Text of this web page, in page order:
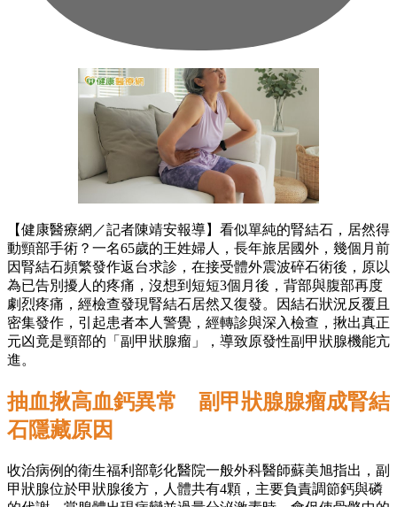
【健康醫療網／記者陳靖安報導】看似單純的腎結石，居然得
動頸部手術？一名65歲的王姓婦人，長年旅居國外，幾個月前
因腎結石頻繁發作返台求診，在接受體外震波碎石術後，原以
為已告別擾人的疼痛，沒想到短短3個月後，背部與腹部再度
劇烈疼痛，經檢查發現腎結石居然又復發。因結石狀況反覆且
密集發作，引起患者本人警覺，經轉診與深入檢查，揪出真正
元凶竟是頸部的「副甲狀腺瘤」，導致原發性副甲狀腺機能亢
進。
抽血揪高血鈣異常 副甲狀腺腺瘤成腎結
石隱藏原因
收治病例的衛生福利部彰化醫院一般外科醫師蘇美旭指出，副
甲狀腺位於甲狀腺後方，人體共有4顆，主要負責調節鈣與磷